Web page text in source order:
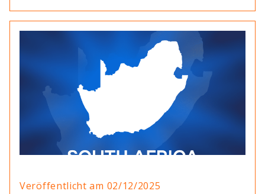
Veröffentlicht am 02/12/2025